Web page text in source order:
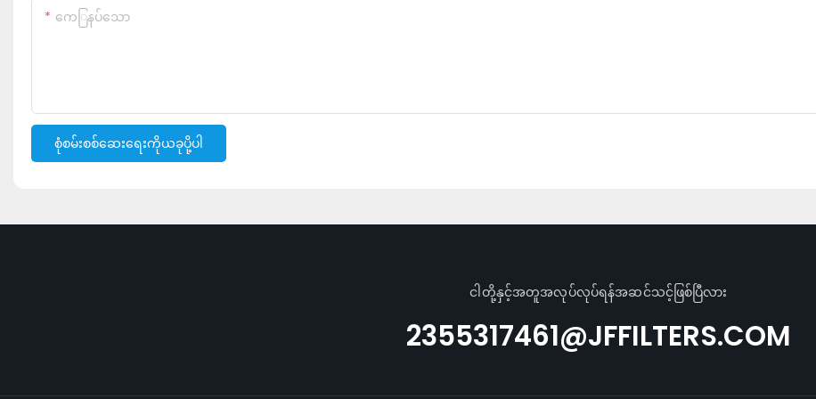
ကေြနပ်သော
စုံစမ်းစစ်ဆေးရေးကိုယခုပို့ပါ
ငါတို့နှင့်အတူအလုပ်လုပ်ရန်အဆင်သင့်ဖြစ်ပြီလား
2355317461@JFFILTERS.COM